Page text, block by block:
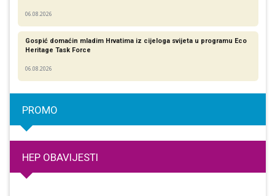
06.08.2026
Gospić domaćin mladim Hrvatima iz cijeloga svijeta u programu Eco
Heritage Task Force
06.08.2026
PROMO
HEP OBAVIJESTI